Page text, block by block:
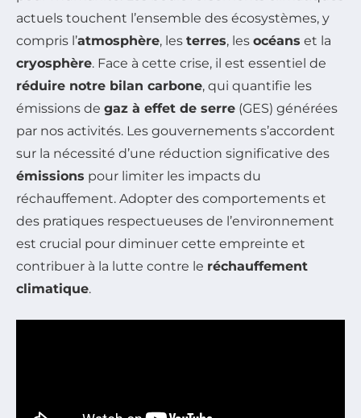
actuels touchent l’ensemble des écosystèmes, y
compris l’atmosphère, les terres, les océans et la
cryosphère. Face à cette crise, il est essentiel de
réduire notre bilan carbone, qui quantifie les
émissions de gaz à effet de serre (GES) générées
par nos activités. Les gouvernements s’accordent
sur la nécessité d’une réduction significative des
émissions pour limiter les impacts du
réchauffement. Adopter des comportements et
des pratiques respectueuses de l’environnement
est crucial pour diminuer cette empreinte et
contribuer à la lutte contre le réchauffement
climatique.